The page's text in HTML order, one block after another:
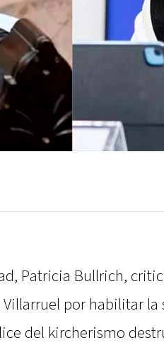
Patricia Bullrich,
por habilitar la
del kircherismo